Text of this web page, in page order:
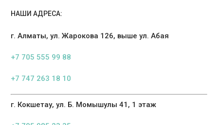
НАШИ АДРЕСА:
г. Алматы, ул. Жарокова 126, выше ул. Абая
+7 705 555 99 88
+7 747 263 18 10
г. Кокшетау, ул. Б. Момышулы 41, 1 этаж